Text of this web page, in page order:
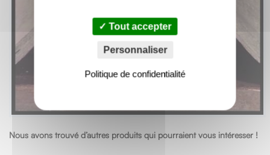
Nous avons trouvé d’autres produits qui pourraient vous intéresser !
Tout accepter
Personnaliser
Politique de confidentialité